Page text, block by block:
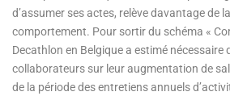
d’assumer ses actes, relève davantage de
comportement. Pour sortir du schéma «
Decathlon en Belgique a estimé nécessaire
collaborateurs sur leur augmentation de
de la période des entretiens annuels